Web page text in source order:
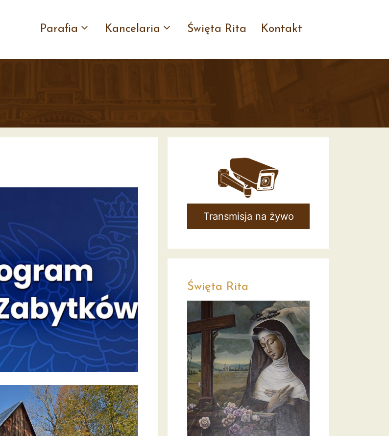
Parafia Kancelaria Święta Rita Kontakt
Transmisja na żywo
Święta Rita